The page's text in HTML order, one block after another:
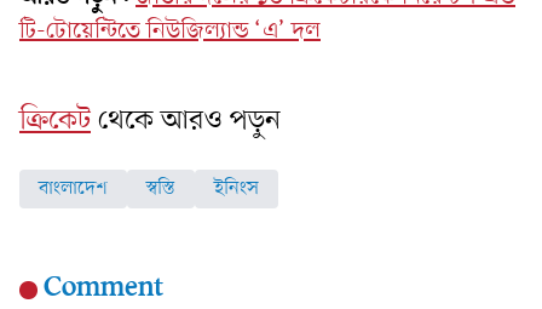
টি-টোয়েন্টিতে নিউজিল্যান্ড ‘এ’ দল
ক্রিকেটথেকে আরও পড়ুন
বাংলাদেশ স্বস্তি ইনিংস
Comment